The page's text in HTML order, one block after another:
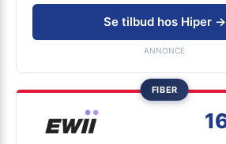
Se tilbud hos Hiper →
ANNONCE
FIBER